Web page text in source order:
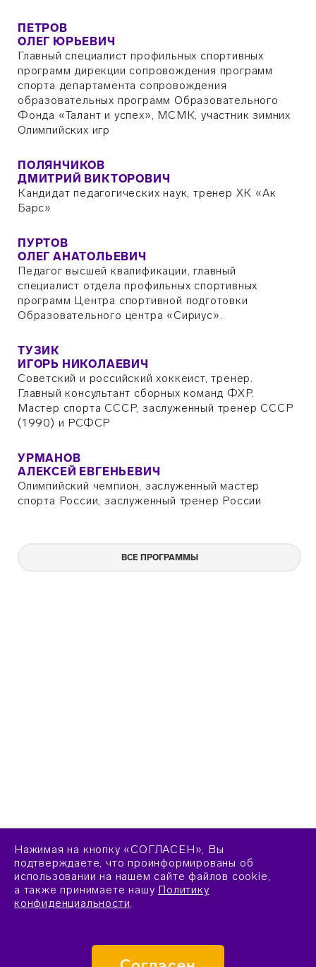
ПЕТРОВ
ОЛЕГ ЮРЬЕВИЧ
Главный специалист профильных спортивных
программ дирекции сопровождения программ
спорта департамента сопровождения
образовательных программ Образовательного
Фонда «Талант и успех», МСМК, участник зимних
Олимпийских игр
ПОЛЯНЧИКОВ
ДМИТРИЙ ВИКТОРОВИЧ
Кандидат педагогических наук, тренер ХК «Ак
Барс»
ПУРТОВ
ОЛЕГ АНАТОЛЬЕВИЧ
Педагог высшей квалификации, главный
специалист отдела профильных спортивных
программ Центра спортивной подготовки
Образовательного центра «Сириус».
ТУЗИК
ИГОРЬ НИКОЛАЕВИЧ
Советский и российский хоккеист, тренер.
Главный консультант сборных команд ФХР.
Мастер спорта СССР, заслуженный тренер СССР
(1990) и РСФСР
УРМАНОВ
АЛЕКСЕЙ ЕВГЕНЬЕВИЧ
Олимпийский чемпион, заслуженный мастер
спорта России, заслуженный тренер России
ВСЕ ПРОГРАММЫ
Нажимая на кнопку «СОГЛАСЕН», Вы
подтверждаете, что проинформированы об
использовании на нашем сайте файлов cookie,
а также принимаете нашу Политику
конфиденциальности.